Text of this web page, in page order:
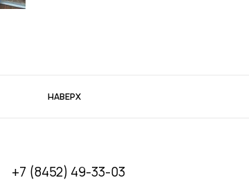
НАВЕРХ
+7 (8452) 49-33-03